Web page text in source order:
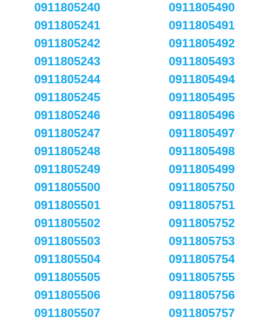
0911805240
0911805241
0911805242
0911805243
0911805244
0911805245
0911805246
0911805247
0911805248
0911805249
0911805490
0911805491
0911805492
0911805493
0911805494
0911805495
0911805496
0911805497
0911805498
0911805499
0911805500
0911805501
0911805502
0911805503
0911805504
0911805505
0911805506
0911805507
0911805750
0911805751
0911805752
0911805753
0911805754
0911805755
0911805756
0911805757